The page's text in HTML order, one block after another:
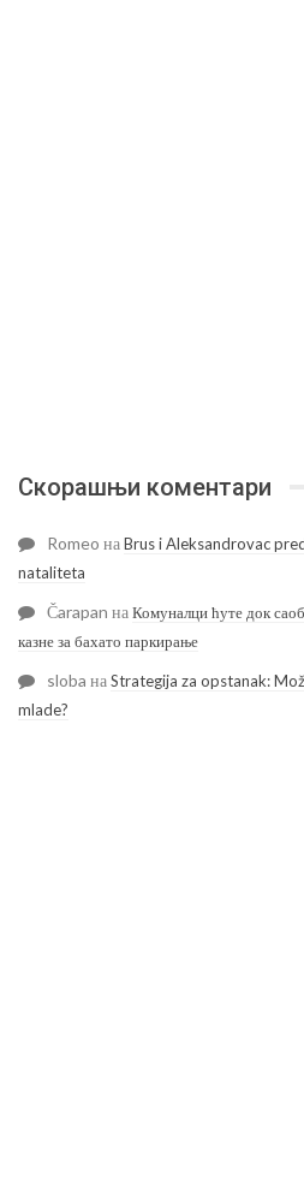
Скорашњи коментари
Romeo наBrus i Aleksandrovac
nataliteta
Čarapan наКомуналци ћуте док
казне за бахато паркирање
sloba наStrategija za opstanak:
mlade?